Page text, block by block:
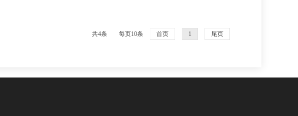
共4条 每页10条 首页 1 尾页